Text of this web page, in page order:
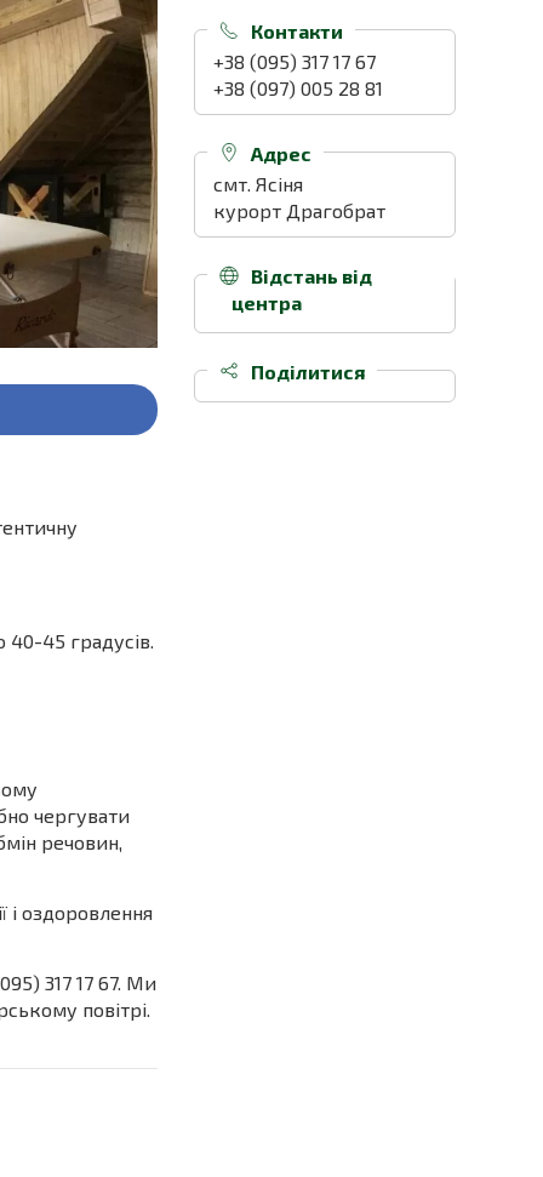
40-45 градусів.
чергувати
речовин,
і оздоровлення
317 17 67. Ми
повітрі.
Контакти
+38 (095) 317 17 67
+38 (097) 005 28 81
Адрес
смт. Ясіня
курорт Драгобрат
Відстань від
центра
11 км.
Поділитися